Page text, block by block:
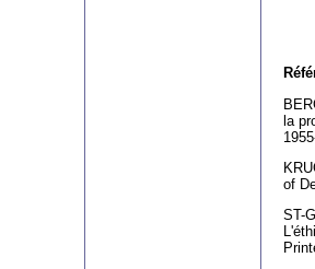
la
of
ST-